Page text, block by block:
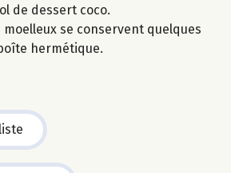
de dessert coco.
moelleux se conservent quelques
hermétique.